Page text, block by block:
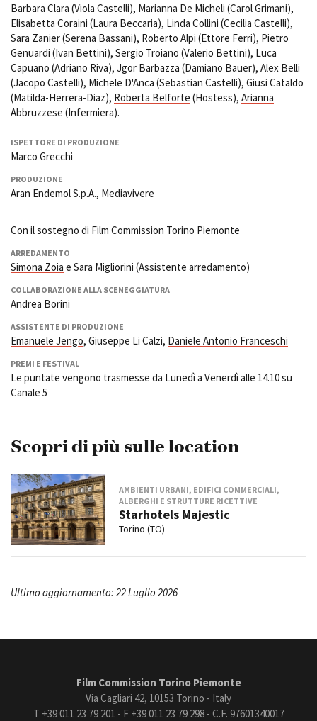
Barbara Clara (Viola Castelli), Marianna De Micheli (Carol Grimani),
Elisabetta Coraini (Laura Beccaria), Linda Collini (Cecilia Castelli),
Sara Zanier (Serena Bassani), Roberto Alpi (Ettore Ferri), Pietro
Genuardi (Ivan Bettini), Sergio Troiano (Valerio Bettini), Luca
Capuano (Adriano Riva), Jgor Barbazza (Damiano Bauer), Alex Belli
(Jacopo Castelli), Michele D'Anca (Sebastian Castelli), Giusi Cataldo
(Matilda-Herrera-Diaz), Roberta Belforte (Hostess), Arianna
Abbruzzese (Infermiera).
ISPETTORE DI PRODUZIONE
Marco Grecchi
PRODUZIONE
Aran Endemol S.p.A., Mediavivere
Con il sostegno di Film Commission Torino Piemonte
ARREDAMENTO
Simona Zoia e Sara Migliorini (Assistente arredamento)
COLLABORAZIONE ALLA SCENEGGIATURA
Andrea Borini
ASSISTENTE DI PRODUZIONE
Emanuele Jengo, Giuseppe Li Calzi, Daniele Antonio Franceschi
PREMI E FESTIVAL
Le puntate vengono trasmesse da Lunedì a Venerdì alle 14.10 su
Canale 5
Scopri di più sulle location
AMBIENTI URBANI, EDIFICI COMMERCIALI,
ALBERGHI E STRUTTURE RICETTIVE
Starhotels Majestic
Torino (TO)
Ultimo aggiornamento: 22 Luglio 2026
Film Commission Torino Piemonte
Via Cagliari 42, 10153 Torino - Italy
T +39 011 23 79 201 - F +39 011 23 79 298 - C.F. 97601340017